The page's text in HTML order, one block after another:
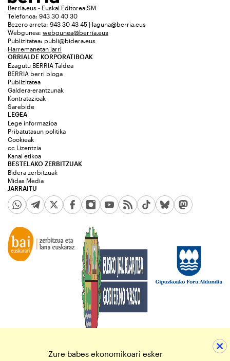
Berria.eus - Euskal Editorea SM
Telefonoa: 943 30 40 30
Bezero arreta: 943 30 43 45 | laguna@berria.eus
Webgunea: webgunea@berria.eus
Publizitatea: publi@bidera.eus
Harremanetan jarri
ORRIALDE KORPORATIBOAK
Ezagutu BERRIA Taldea
BERRIA berri bloga
Publizitatea
Galdera-erantzunak
Kontratazioak
Sarebide
JARRAITU
LEGEA
Lege informazioa
Pribatutasun politika
Cookieak
cc Lizentzia
Kanal etikoa
BESTELAKO ZERBITZUAK
Bidera zerbitzuak
Midas Media
Zure babes ekonomikoari esker